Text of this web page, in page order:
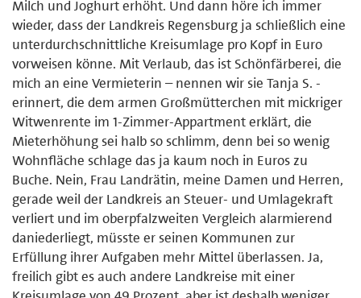
Milch und Joghurt erhöht. Und dann höre ich immer
wieder, dass der Landkreis Regensburg ja schließlich eine
unterdurchschnittliche Kreisumlage pro Kopf in Euro
vorweisen könne. Mit Verlaub, das ist Schönfärberei, die
mich an eine Vermieterin – nennen wir sie Tanja S. -
erinnert, die dem armen Großmütterchen mit mickriger
Witwenrente im 1-Zimmer-Appartment erklärt, die
Mieterhöhung sei halb so schlimm, denn bei so wenig
Wohnfläche schlage das ja kaum noch in Euros zu
Buche. Nein, Frau Landrätin, meine Damen und Herren,
gerade weil der Landkreis an Steuer- und Umlagekraft
verliert und im oberpfalzweiten Vergleich alarmierend
daniederliegt, müsste er seinen Kommunen zur
Erfüllung ihrer Aufgaben mehr Mittel überlassen. Ja,
freilich gibt es auch andere Landkreise mit einer